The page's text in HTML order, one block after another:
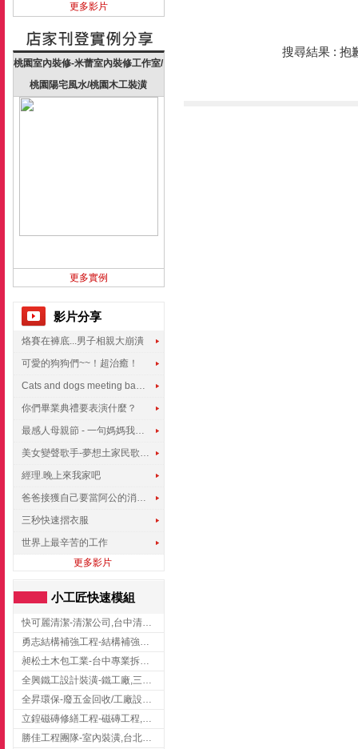
更多影片
桃園室內裝修-米蕾室內裝修工作室/
桃園陽宅風水/桃園木工裝潢
更多實例
影片分享
烙賽在褲底...男子相親大崩潰
可愛的狗狗們~~！超治癒！
Cats and dogs meeting babies for the first time
你們畢業典禮要表演什麼？
最感人母親節 - 一句媽媽我愛你
美女變聲歌手-夢想土家民歌傳遍世界
經理.晚上來我家吧
爸爸接獲自己要當阿公的消息，反應史上最可愛!!!
三秒快速摺衣服
世界上最辛苦的工作
更多影片
小工匠快速模組
快可麗清潔-清潔公司,台中清潔公司,台中居家清潔
勇志結構補強工程-結構補強工程 ,桃園結構補強工程,龍潭結構補強工程
昶松土木包工業-台中專業拆除工程/挖土機出租
全興鐵工設計裝潢-鐵工廠,三峽鐵工廠,台北鐵工廠
全昇環保-廢五金回收/工廠設備收購/機械設備回收/高價收購廠房設備
立鍠磁磚修繕工程-磁磚工程,磁磚修補,新竹磁磚工程
勝佳工程團隊-室內裝潢,台北房屋裝修,三重室內裝修
搜尋結果 : 抱